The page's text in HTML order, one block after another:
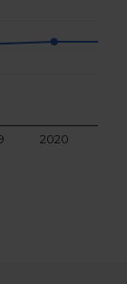
2020